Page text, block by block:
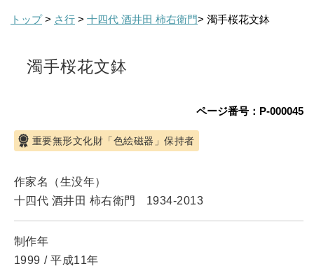
トップ> さ行 > 十四代 酒井田 柿右衛門> 濁手桜花文鉢
濁手桜花文鉢
ページ番号：P-000045
重要無形文化財「色絵磁器」保持者
作家名（生没年）
十四代 酒井田 柿右衛門
1934-2013
制作年
1999 / 平成11年